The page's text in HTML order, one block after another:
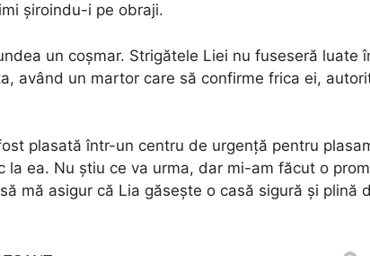
șiroindu-i pe obraji.
un coșmar. Strigătele Liei nu fuseseră luate
având un martor care să confirme frica ei,
plasată într-un centru de urgență pentru
la ea. Nu știu ce va urma, dar mi-am făcut o
mă asigur că Lia găsește o casă sigură și plină